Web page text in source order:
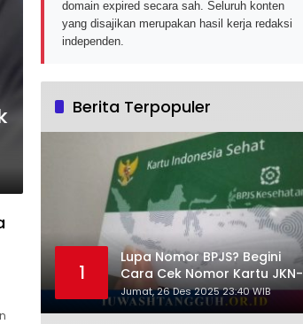
domain expired secara sah. Seluruh konten
yang disajikan merupakan hasil kerja redaksi
independen.
Berita Terpopuler
1
Lupa Nomor BPJS? Begini
Cara Cek Nomor Kartu JKN-
KIS dengan NIK KTP
Jumat, 26 Des 2025 23:40 WIB